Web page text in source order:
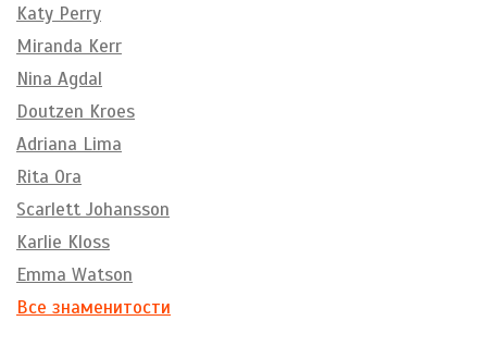
Katy Perry
Miranda Kerr
Nina Agdal
Doutzen Kroes
Adriana Lima
Rita Ora
Scarlett Johansson
Karlie Kloss
Emma Watson
Все знаменитости